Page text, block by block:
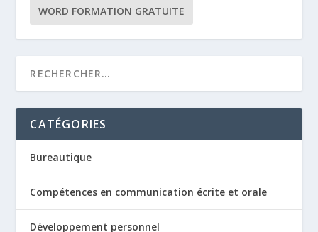
WORD FORMATION GRATUITE
CATÉGORIES
Bureautique
Compétences en communication écrite et orale
Développement personnel